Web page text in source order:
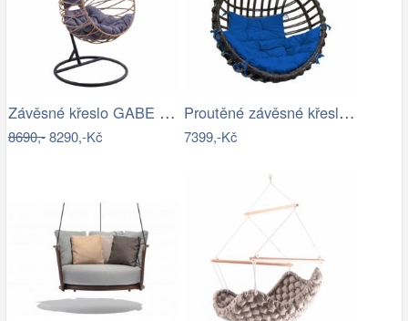
Závěsné křeslo GABE Tempo Kondela
8690,-8290,-Kč
Proutěné závěsné křeslo Elis, hnědý rám…
7399,-Kč